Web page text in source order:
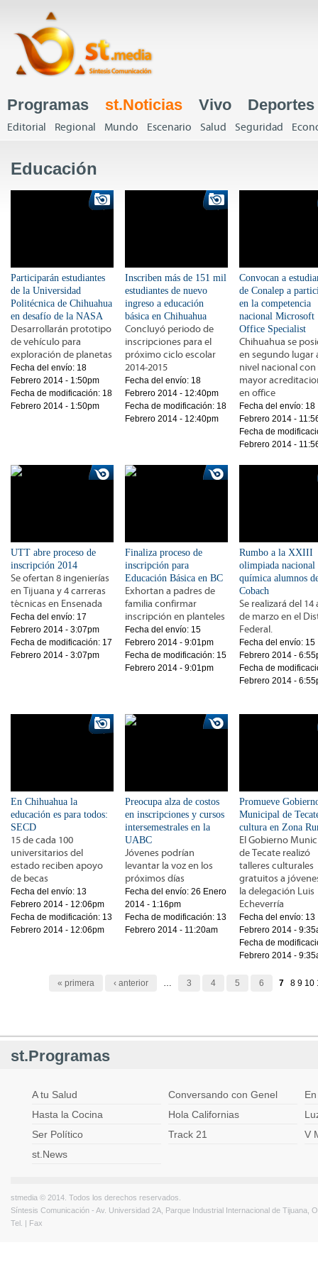
Menú principal
Programas st.Noticias Vivo Deportes
Menú principal
Editorial Regional Mundo Escenario Salud Seguridad
Educación
Participarán estudiantes
de la Universidad
Politécnica de Chihuahua
en desafío de la NASA
Desarrollarán prototipo
de vehículo para
exploración de planetas
Fecha del envío: 18
Febrero 2014 - 1:50pm
Fecha de modificación: 18
Febrero 2014 - 1:50pm
Inscriben más de 151 mil
estudiantes de nuevo
ingreso a educación
básica en Chihuahua
Concluyó periodo de
inscripciones para el
próximo ciclo escolar
2014-2015
Fecha del envío: 18
Febrero 2014 - 12:40pm
Fecha de modificación: 18
Febrero 2014 - 12:40pm
Convocan a
de Conalep a
en la competencia
nacional Microsoft
Office Specialist
Chihuahua se
en segundo lugar
nivel nacional con
mayor
en office
Fecha del envío: 18
Febrero 2014 -
Fecha de
Febrero 2014 -
UTT abre proceso de
inscripción 2014
Se ofertan 8 ingenierías
en Tijuana y 4 carreras
técnicas en Ensenada
Fecha del envío: 17
Febrero 2014 - 3:07pm
Fecha de modificación: 17
Febrero 2014 - 3:07pm
Finaliza proceso de
inscripción para
Educación Básica en BC
Exhortan a padres de
familia confirmar
inscripción en planteles
Fecha del envío: 15
Febrero 2014 - 9:01pm
Fecha de modificación: 15
Febrero 2014 - 9:01pm
Rumbo a la XXIII
olimpiada nacional
química alumnos
Cobach
Se realizará del 14
de marzo en el
Federal.
Fecha del envío: 15
Febrero 2014 -
Fecha de
Febrero 2014 -
En Chihuahua la
educación es para todos:
SECD
15 de cada 100
universitarios del
estado reciben apoyo
de becas
Fecha del envío: 13
Febrero 2014 - 12:06pm
Fecha de modificación: 13
Febrero 2014 - 12:06pm
Preocupa alza de costos
en inscripciones y cursos
intersemestrales en la
UABC
Jóvenes podrían
levantar la voz en los
próximos días
Fecha del envío: 26 Enero
2014 - 1:16pm
Fecha de modificación: 13
Febrero 2014 - 11:20am
Promueve
Municipal de
cultura en Zona
El Gobierno
de Tecate realizó
talleres culturales
gratuitos a
la delegación Luis
Echeverría
Fecha del envío: 13
Febrero 2014 -
Fecha de
Febrero 2014 -
Páginas« primera ‹ anterior 3 4 5 6 7 8 9 10
st.Programas
A tu Salud Conversando con Genel
Hasta la Cocina
Hola Californias
Ser Político
Track 21
V
st.News
stmedia © 2014. Todos los derechos reservados.
Síntesis Comunicación - Av. Universidad 2A, Parque Industrial Internacional de Tijuana,
Tel. | Fax